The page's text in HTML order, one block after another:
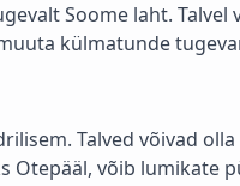
Soome laht.
külmatunde
Talved võivad
Otepääl, võib lumikate